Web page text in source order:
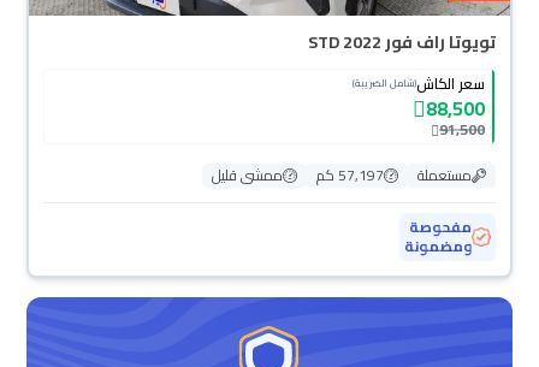
تويوتا راف فور STD 2022
سعر الكاش(شامل الضريبة)
88,500
91,500
مستعملة
57,197 كم
ممشى قليل
مفحوصة
ومضمونة